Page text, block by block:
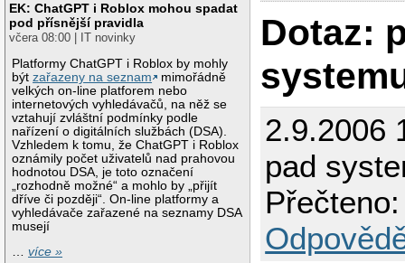
EK: ChatGPT i Roblox mohou spadat
pod přísnější pravidla
včera 08:00 | IT novinky
Platformy ChatGPT i Roblox by mohly
býtzařazeny na seznam
mimořádně
velkých on-line platforem nebo
internetových vyhledávačů, na něž se
vztahují zvláštní podmínky podle
nařízení o digitálních službách (DSA).
Vzhledem k tomu, že ChatGPT i Roblox
oznámily počet uživatelů nad prahovou
hodnotou DSA, je toto označení
„rozhodně možné“ a mohlo by „přijít
dříve či později“. On-line platformy a
vyhledávače zařazené na seznamy DSA
musejí
…více »
Dotaz:
2.9.2006
pad